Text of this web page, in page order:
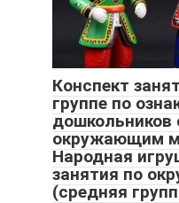
Конспект
группе по
окружающим
Народная
занятия по
(средняя